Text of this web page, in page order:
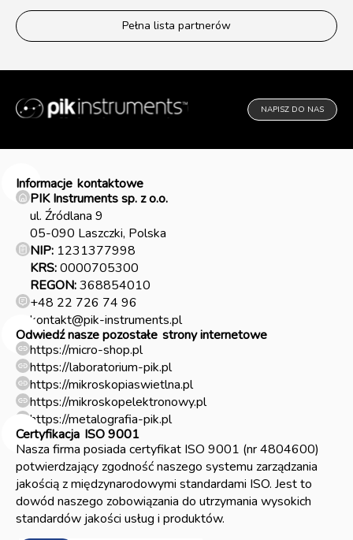
Pełna lista partnerów
NAPISZ DO NAS
Informacje kontaktowe
PIK Instruments sp. z o.o.
ul. Źródlana 9
05-090 Laszczki, Polska
NIP: 1231377998
KRS:0000705300
REGON:368854010
+48 22 726 74 96
kontakt@pik-instruments.pl
Odwiedź nasze pozostałe strony internetowe
https://micro-shop.pl
https://laboratorium-pik.pl
https://mikroskopiaswietlna.pl
https://mikroskopelektronowy.pl
https://metalografia-pik.pl
Certyfikacja ISO 9001
Nasza firma posiada certyfikat ISO 9001 (nr 4804600)
potwierdzający zgodność naszego systemu zarządzania
jakością z międzynarodowymi standardami ISO. Jest to
dowód naszego zobowiązania do utrzymania wysokich
standardów jakości usług i produktów.